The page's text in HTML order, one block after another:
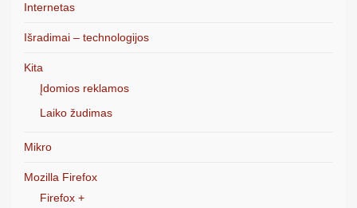
Internetas
Išradimai – technologijos
Kita
Įdomios reklamos
Laiko žudimas
Mikro
Mozilla Firefox
Firefox +